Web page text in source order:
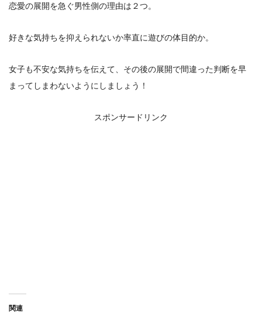
恋愛の展開を急ぐ男性側の理由は２つ。
好きな気持ちを抑えられないか率直に遊びの体目的か。
女子も不安な気持ちを伝えて、その後の展開で間違った判断を早
まってしまわないようにしましょう！
スポンサードリンク
関連